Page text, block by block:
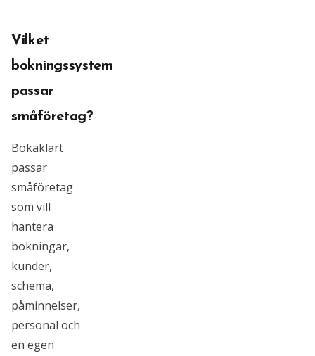
Vilket
bokningssystem
passar
småföretag?
Bokaklart
passar
småföretag
som vill
hantera
bokningar,
kunder,
schema,
påminnelser,
personal och
en egen